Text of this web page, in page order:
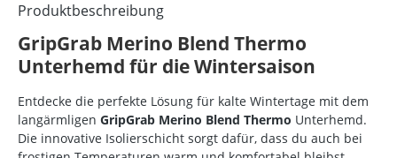
Produktbeschreibung
GripGrab Merino Blend Thermo
Unterhemd für die Wintersaison
Entdecke die perfekte Lösung für kalte Wintertage mit dem
langärmligen GripGrab Merino Blend Thermo Unterhemd.
Die innovative Isolierschicht sorgt dafür, dass du auch bei